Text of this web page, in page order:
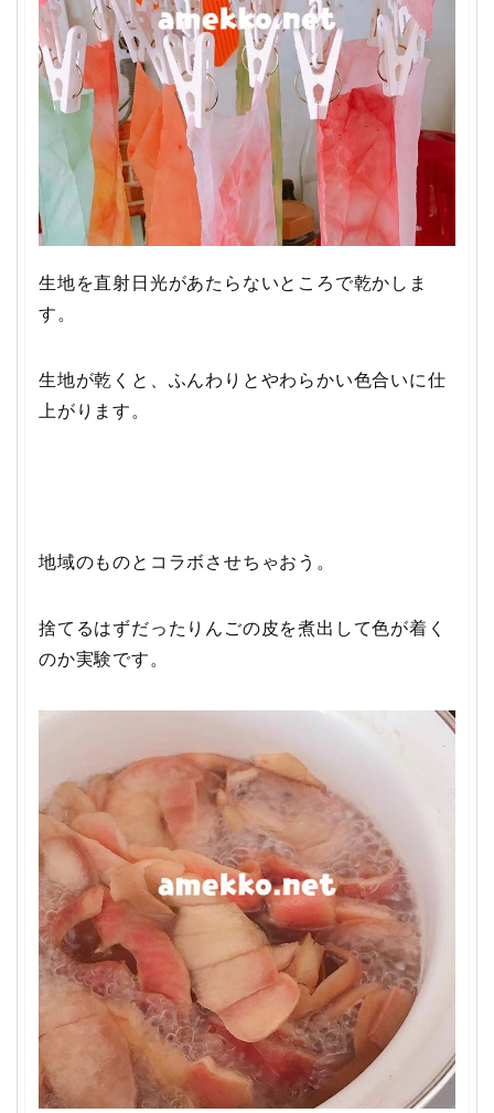
生地を直射日光があたらないところで乾かしま
す。
生地が乾くと、ふんわりとやわらかい色合いに仕
上がります。
地域のものとコラボさせちゃおう。
捨てるはずだったりんごの皮を煮出して色が着く
のか実験です。